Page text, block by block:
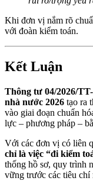
Khi đơn vị nắm rõ
với đoàn kiểm toán.
Kết Luận
Thông tư 04/2026/
nhà nước 2026 tạo ra
vào giai đoạn chuẩn
lực – phương pháp –
Với các đơn vị có liên
chỉ là việc “đi kiểm
thống hồ sơ, quy trình
vững trước các tiêu chí